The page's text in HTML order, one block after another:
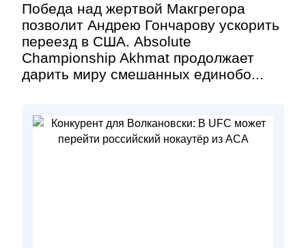
Победа над жертвой Макгрегора
позволит Андрею Гончарову ускорить
переезд в США. Absolute
Championship Akhmat продолжает
дарить миру смешанных единобо...